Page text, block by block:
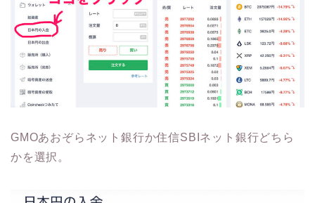
GMOあおぞらネット銀行か住信SBIネット銀行どちら
かを選択。